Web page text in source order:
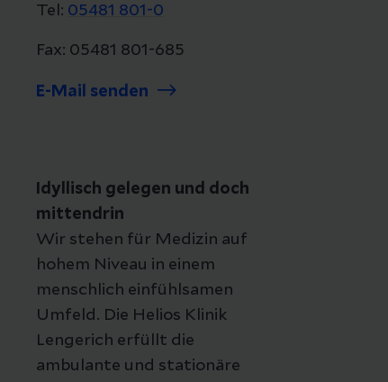
Tel: 05481 801-0
Fax: 05481 801-685
E-Mail senden
Idyllisch gelegen und doch
mittendrin
Wir stehen für Medizin auf
hohem Niveau in einem
menschlich einfühlsamen
Umfeld. Die Helios Klinik
Lengerich erfüllt die
ambulante und stationäre